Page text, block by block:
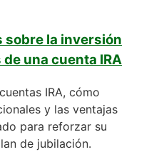
la inversión
una cuenta IRA
IRA, cómo
y las ventajas
para reforzar su
de jubilación.